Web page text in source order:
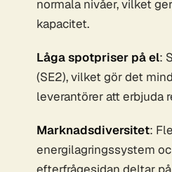
normala nivåer, vilket
kapacitet.
Låga spotpriser på el:
(SE2), vilket gör det
leverantörer att erbjuda
Marknadsdiversitet:
energilagringssystem